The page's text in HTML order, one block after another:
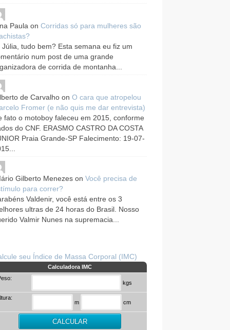
Paula on Corridas só para mulheres são
Júlia, tudo bem? Esta semana eu fiz um
num post de uma grande
de corrida de montanha...
de Carvalhoon O cara que atropelou
Fromer (e não quis me dar entrevista)
fato o motoboy faleceu em 2015, conforme
do CNF. ERASMO CASTRO DA COSTA
Praia Grande-SP Falecimento: 19-07-
Gilberto Menezeson Você precisa de
para correr?
Valdenir, você está entre os 3
ultras de 24 horas do Brasil. Nosso
Valmir Nunes na supremacia...
seu Índice de Massa Corporal (IMC)
Calculadora IMC
kgs
m cm